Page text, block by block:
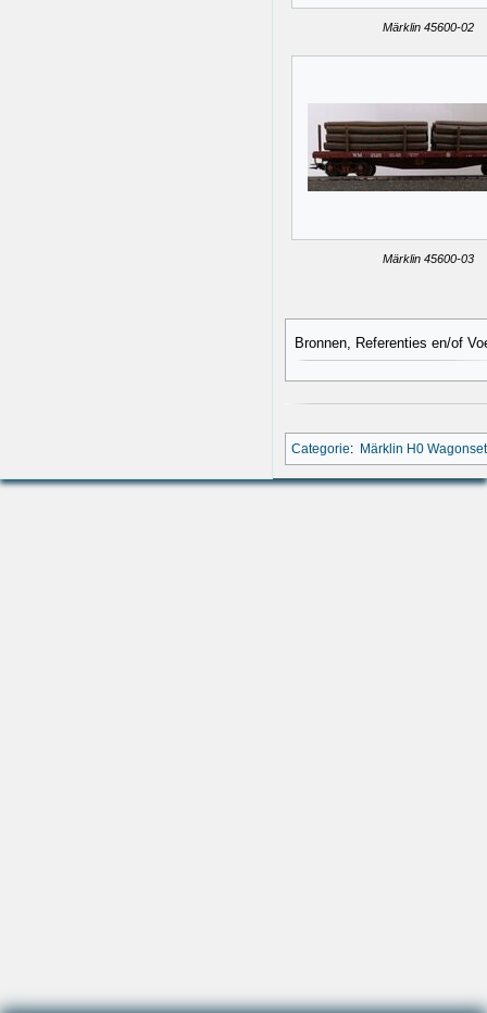
Märklin 45600-02
Märklin 45600-03
Bronnen, Referenties en/of
Categorie: Märklin H0